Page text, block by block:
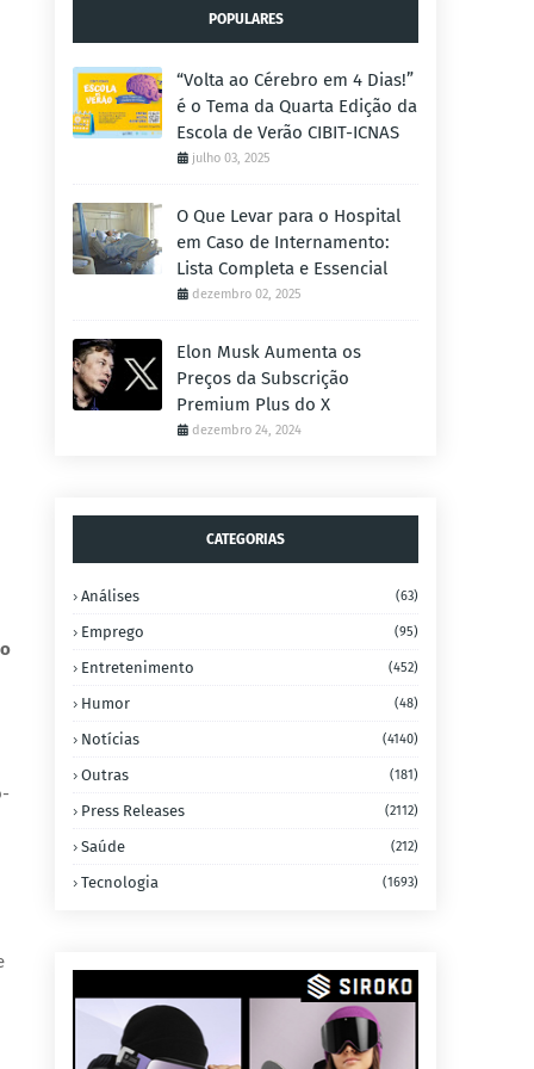
POPULARES
“Volta ao Cérebro em 4 Dias!”
é o Tema da Quarta Edição da
Escola de Verão CIBIT-ICNAS
julho 03, 2025
O Que Levar para o Hospital
em Caso de Internamento:
Lista Completa e Essencial
dezembro 02, 2025
Elon Musk Aumenta os
Preços da Subscrição
Premium Plus do X
dezembro 24, 2024
CATEGORIAS
Análises (63)
Emprego (95)
Entretenimento (452)
Humor (48)
Notícias (4140)
Outras (181)
Press Releases (2112)
Saúde (212)
Tecnologia (1693)